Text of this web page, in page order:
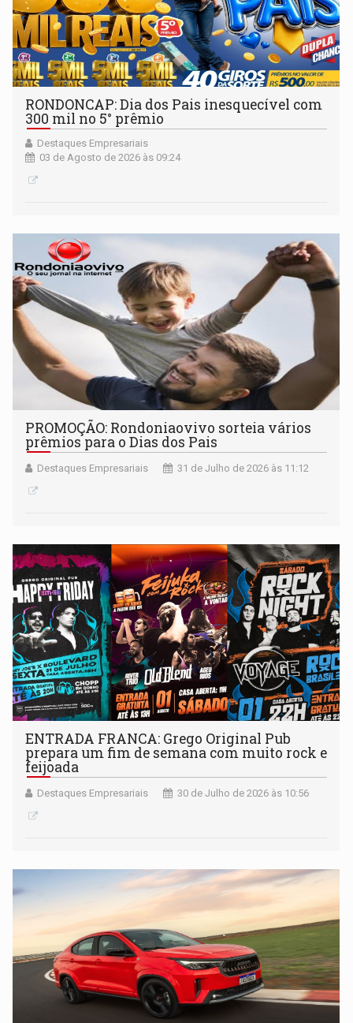
RONDONCAP: Dia dos Pais inesquecível com
300 mil no 5° prêmio
Destaques Empresariais
03 de Agosto de 2026 às 09:24
PROMOÇÃO: Rondoniaovivo sorteia vários
prêmios para o Dias dos Pais
Destaques Empresariais 31 de Julho de 2026 às 11:12
ENTRADA FRANCA: Grego Original Pub
prepara um fim de semana com muito rock e
feijoada
Destaques Empresariais 30 de Julho de 2026 às 10:56